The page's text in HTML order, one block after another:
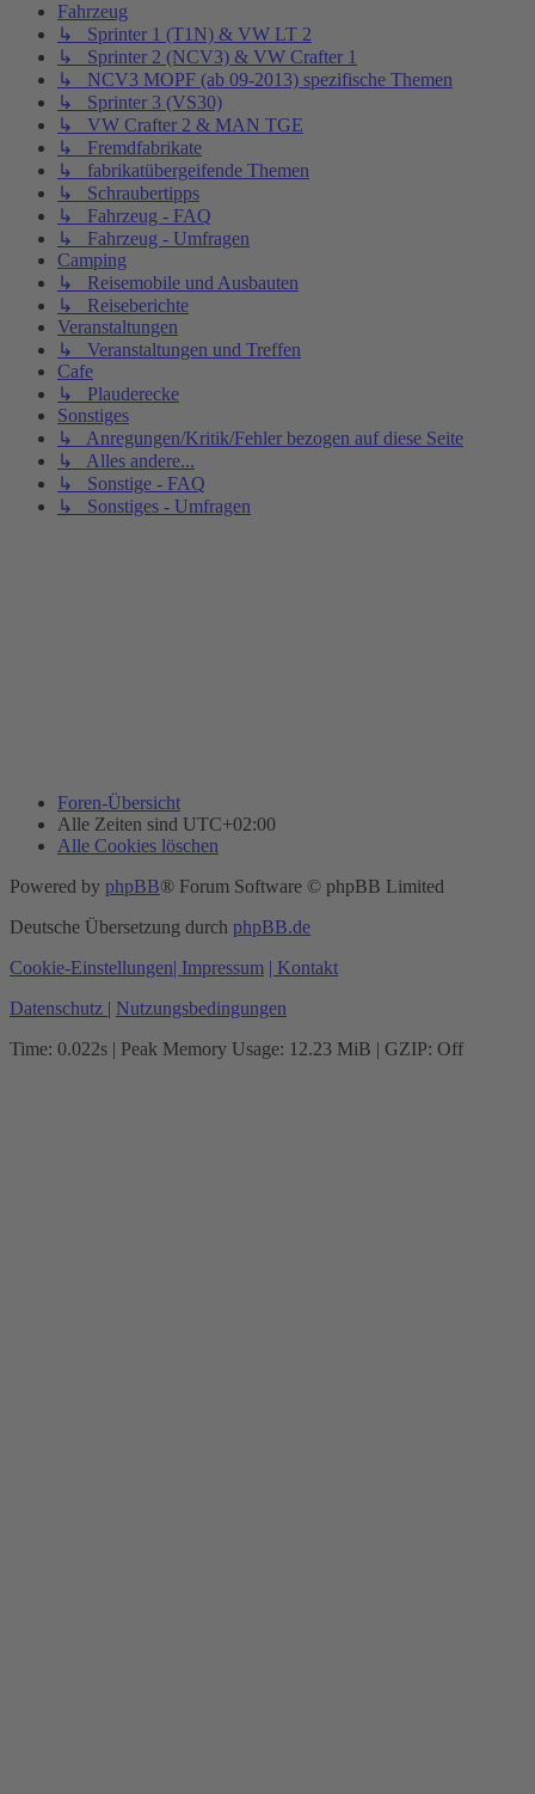
Fahrzeug
↳ Sprinter 1 (T1N) & VW LT 2
↳ Sprinter 2 (NCV3) & VW Crafter 1
↳ NCV3 MOPF (ab 09-2013) spezifische Themen
↳ Sprinter 3 (VS30)
↳ VW Crafter 2 & MAN TGE
↳ Fremdfabrikate
↳ fabrikatübergeifende Themen
↳ Schraubertipps
↳ Fahrzeug - FAQ
↳ Fahrzeug - Umfragen
Camping
↳ Reisemobile und Ausbauten
↳ Reiseberichte
Veranstaltungen
↳ Veranstaltungen und Treffen
Cafe
↳ Plauderecke
Sonstiges
↳ Anregungen/Kritik/Fehler bezogen auf diese Seite
↳ Alles andere...
↳ Sonstige - FAQ
↳ Sonstiges - Umfragen
Foren-Übersicht
Alle Zeiten sind UTC+02:00
Alle Cookies löschen
Powered by phpBB® Forum Software © phpBB Limited
Deutsche Übersetzung durch phpBB.de
Cookie-Einstellungen| Impressum | Kontakt
Datenschutz | Nutzungsbedingungen
Time: 0.022s | Peak Memory Usage: 12.23 MiB | GZIP: Off